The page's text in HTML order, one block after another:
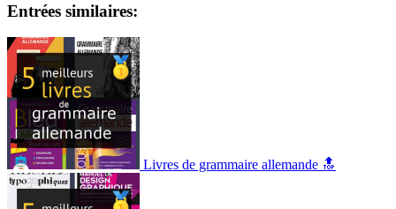
Entrées similaires:
Livres de grammaire allemande 🔝